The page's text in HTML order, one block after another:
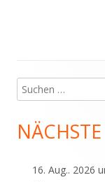
Haupt-
Suchen
nach:
16. Aug.. 2026